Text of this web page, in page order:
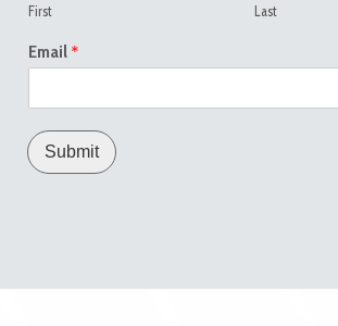
First Last
Email *
Submit